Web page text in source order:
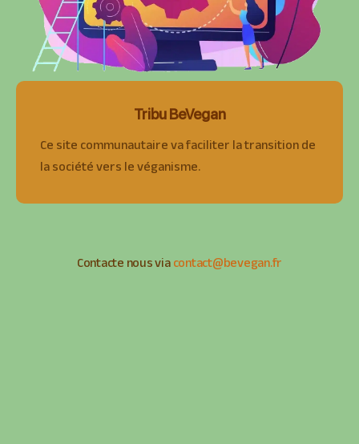
Tribu BeVegan
Ce site communautaire va faciliter la transition de
la société vers le véganisme.
Contacte nous viacontact@bevegan.fr